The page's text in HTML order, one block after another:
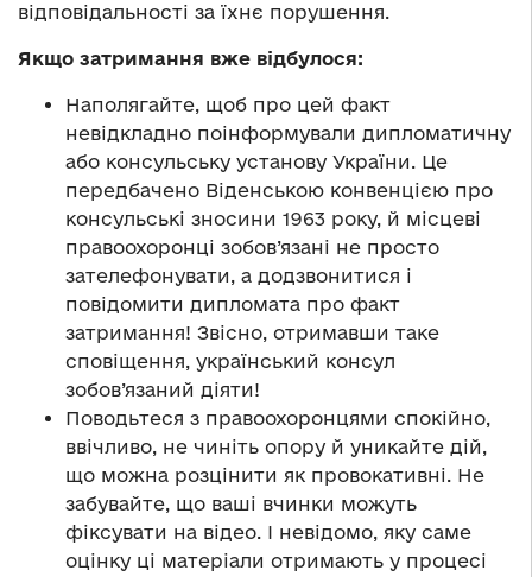
відповідальності за їхнє порушення.
Якщо затримання вже відбулося:
Наполягайте, щоб про цей факт
невідкладно поінформували дипломатичну
або консульську установу України. Це
передбачено Віденською конвенцією про
консульські зносини 1963 року, й місцеві
правоохоронці зобов’язані не просто
зателефонувати, а додзвонитися і
повідомити дипломата про факт
затримання! Звісно, отримавши таке
сповіщення, український консул
зобов’язаний діяти!
Поводьтеся з правоохоронцями спокійно,
ввічливо, не чиніть опору й уникайте дій,
що можна розцінити як провокативні. Не
забувайте, що ваші вчинки можуть
фіксувати на відео. І невідомо, яку саме
оцінку ці матеріали отримають у процесі